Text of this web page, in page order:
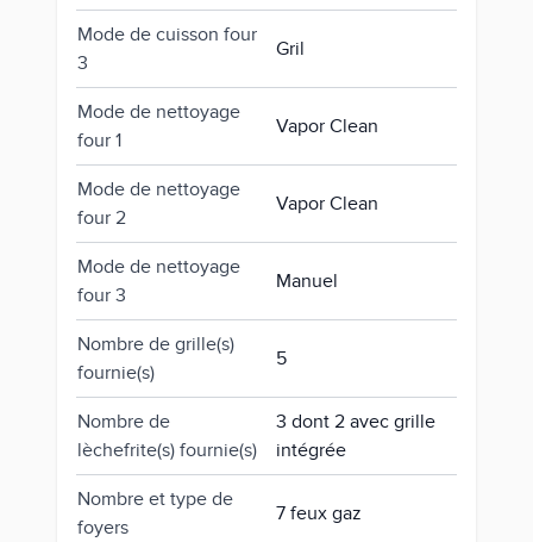
Mode de cuisson four
3
Gril
Mode de nettoyage
four 1
Vapor Clean
Mode de nettoyage
four 2
Vapor Clean
Mode de nettoyage
four 3
Manuel
Nombre de grille(s)
fournie(s)
5
Nombre de
lèchefrite(s) fournie(s)
3 dont 2 avec grille
intégrée
Nombre et type de
foyers
7 feux gaz